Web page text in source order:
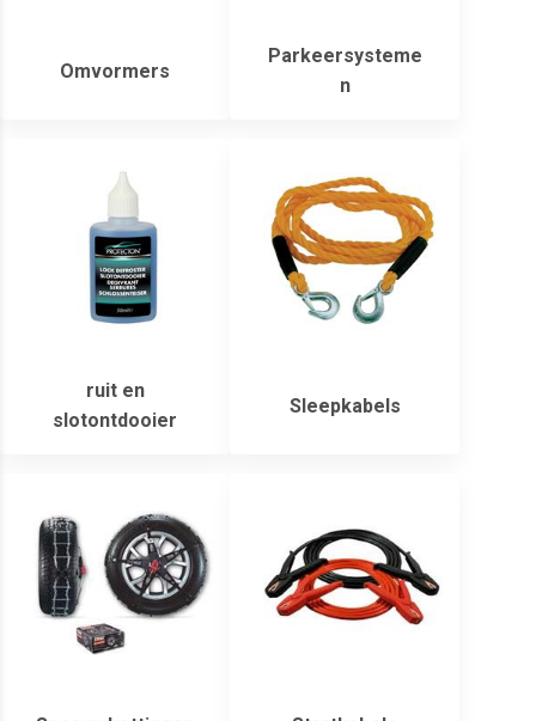
Omvormers
Parkeersysteme
n
ruit en
slotontdooier
Sleepkabels